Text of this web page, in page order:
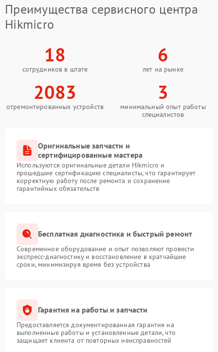
Преимущества сервисного центра
Hikmicro
18
сотрудников в штате
6
лет на рынке
2083
отремонтированных устройств
3
минимальный опыт работы
специалистов
Оригинальные запчасти и
сертифицированные мастера
Используются оригинальные детали Hikmicro и
прошедшие сертификацию специалисты, что гарантирует
корректную работу после ремонта и сохранение
гарантийных обязательств
Бесплатная диагностика и быстрый ремонт
Современное оборудование и опыт позволяют провести
экспресс-диагностику и восстановление в кратчайшие
сроки, минимизируя время без устройства
Гарантия на работы и запчасти
Предоставляется документированная гарантия на
выполненные работы и установленные детали, что
защищает клиента от повторных неисправностей